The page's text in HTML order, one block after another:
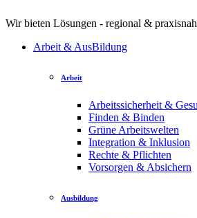
Wir bieten Lösungen - regional &
Arbeit & AusBildung
Arbeit
Arbeitssicherheit &
Finden & Binden
Grüne Arbeitswelten
Integration & Inklusion
Rechte & Pflichten
Vorsorgen & Absichern
Ausbildung